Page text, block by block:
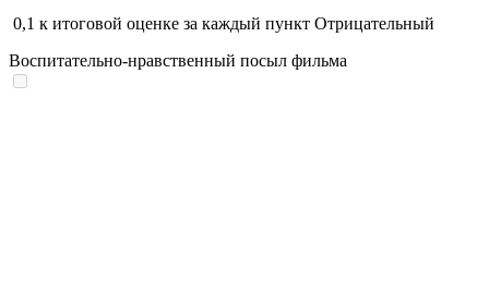
0,1 к итоговой оценке за каждый пункт Отрицательный
Воспитательно-нравственный посыл фильма